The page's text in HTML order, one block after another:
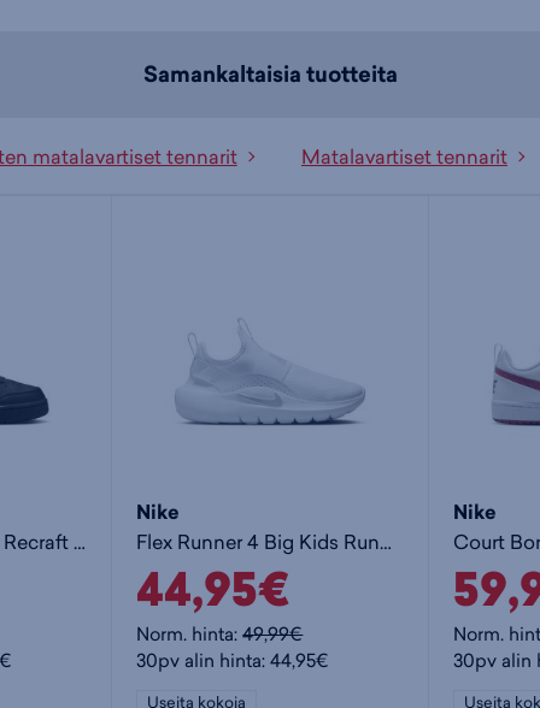
Samankaltaisia tuotteita
matalavartiset tennarit Matalavartiset tennarit
Court Borough Low Recraft GS Jr - lasten matalavartiset tennarit
Nike
Flex Runner 4 Big Kids Runnin - lasten matalavartiset tennarit
44,95€
Norm. hinta:49,99€
30pv alin hinta: 44,95€
Useita kokoja
Nike
Norm.
30pv alin
Useita